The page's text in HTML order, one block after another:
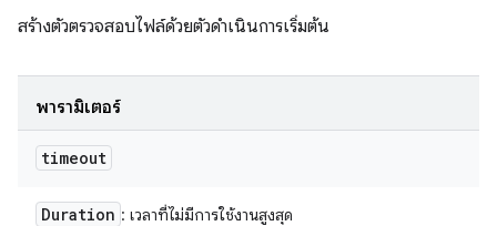
สร้างตัวตรวจสอบไฟล์ด้วยตัวดำเนินการเริ่มต้น
พารามิเตอร์
timeout
Duration : เวลาที่ไม่มีการใช้งานสูงสุด